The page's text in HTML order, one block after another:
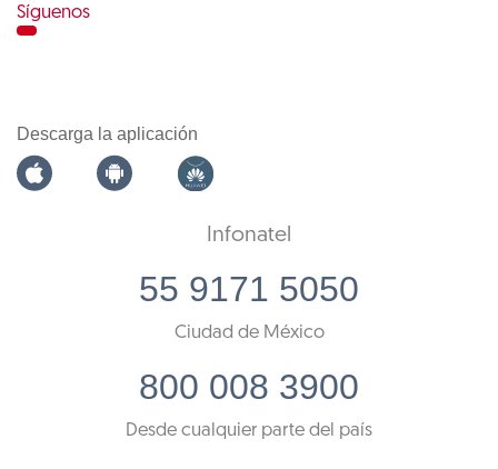
Síguenos
Descarga la aplicación
Infonatel
55 9171 5050
Ciudad de México
800 008 3900
Desde cualquier parte del país